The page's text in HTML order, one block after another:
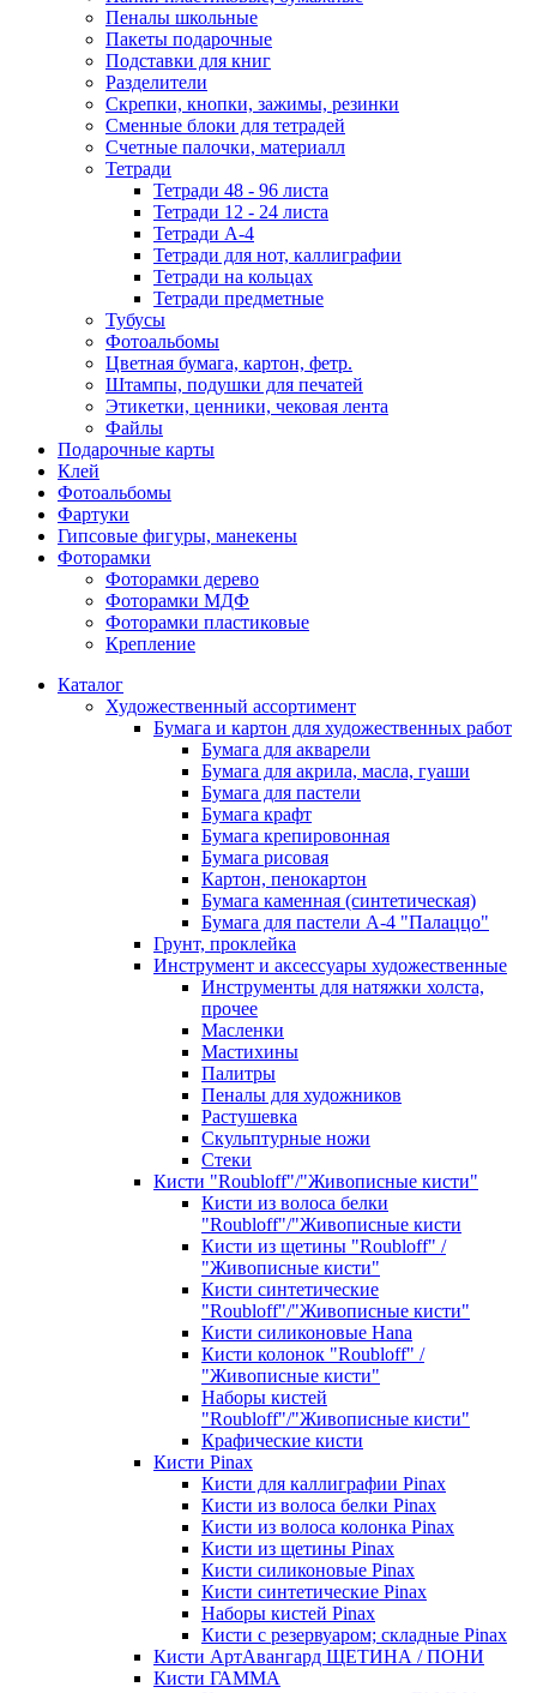
Пеналы школьные
Пакеты подарочные
Подставки для книг
Разделители
Скрепки, кнопки, зажимы, резинки
Сменные блоки для тетрадей
Счетные палочки, материалл
Тетради
Тетради 48 - 96 листа
Тетради 12 - 24 листа
Тетради А-4
Тетради для нот, каллиграфии
Тетради на кольцах
Тетради предметные
Тубусы
Фотоальбомы
Цветная бумага, картон, фетр.
Штампы, подушки для печатей
Этикетки, ценники, чековая лента
Файлы
Подарочные карты
Клей
Фотоальбомы
Фартуки
Гипсовые фигуры, манекены
Фоторамки
Фоторамки дерево
Фоторамки МДФ
Фоторамки пластиковые
Крепление
Каталог
Художественный ассортимент
Бумага и картон для художественных работ
Бумага для акварели
Бумага для акрила, масла, гуаши
Бумага для пастели
Бумага крафт
Бумага крепировонная
Бумага рисовая
Картон, пенокартон
Бумага каменная (синтетическая)
Бумага для пастели А-4 "Палаццо"
Грунт, проклейка
Инструмент и аксессуары художественные
Инструменты для натяжки холста,
прочее
Масленки
Мастихины
Палитры
Пеналы для художников
Растушевка
Скульптурные ножи
Стеки
Кисти "Roubloff"/"Живописные кисти"
Кисти из волоса белки
"Roubloff"/"Живописные кисти
Кисти из щетины "Roubloff" /
"Живописные кисти"
Кисти синтетические
"Roubloff"/"Живописные кисти"
Кисти силиконовые Hana
Кисти колонок "Roubloff" /
"Живописные кисти"
Наборы кистей
"Roubloff"/"Живописные кисти"
Крафические кисти
Кисти Pinax
Кисти для каллиграфии Pinax
Кисти из волоса белки Pinax
Кисти из волоса колонка Pinax
Кисти из щетины Pinax
Кисти силиконовые Pinax
Кисти синтетические Pinax
Наборы кистей Pinax
Кисти с резервуаром; складные Pinax
Кисти АртАвангард ЩЕТИНА / ПОНИ
Кисти ГАММА